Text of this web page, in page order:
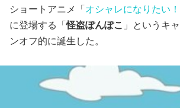
ショートアニメ「オシャレになりたい
に登場する「怪盗ぽんぽこ 」というキ
ンオフ的に誕生した。